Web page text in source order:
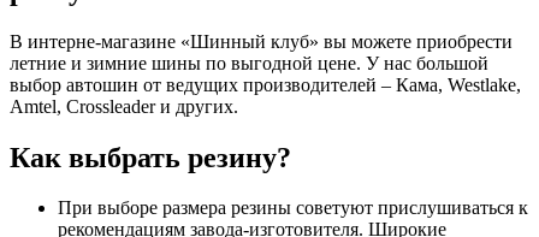
В интерне-магазине «Шинный клуб» вы можете приобрести
летние и зимние шины по выгодной цене. У нас большой
выбор автошин от ведущих производителей – Кама, Westlake,
Amtel, Crossleader и других.
Как выбрать резину?
При выборе размера резины советуют прислушиваться к
рекомендациям завода-изготовителя. Широкие